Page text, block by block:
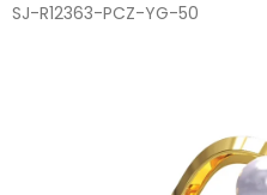
SJ-R12363-PCZ-YG-50